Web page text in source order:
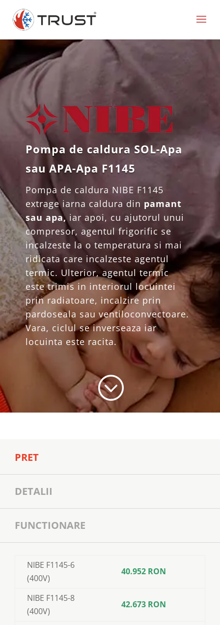
Pompa de caldura SOL-Apa
sau APA-Apa F1145
Pompa de caldura NIBE F1145
extrage iarna caldura din pamant
sau apa, iar apoi, cu ajutorul unui
compresor, agentul frigorific se
incalzeste la o temperatura si mai
ridicata care incalzeste agentul
termic. Ulterior, agentul termic
este trimis in interiorul locuintei
prin radiatoare, incalzire prin
pardoseala sau ventiloconvectoare.
Vara, ciclul se inverseaza iar
locuinta este racita.
;
PRET
DETALII
FUNCTIONARE
NIBE F1145-6
(400V)
40.952 RON
NIBE F1145-8
(400V)
42.673 RON